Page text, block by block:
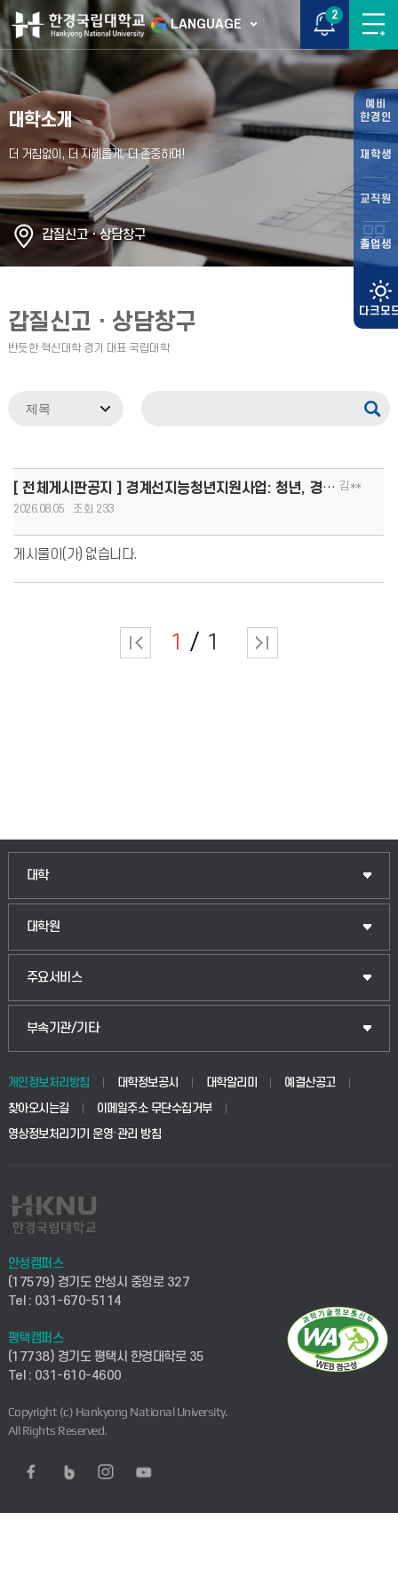
LANGUAGE
2
예비
한경인
재학생
교직원
졸업생
대학소개
갑질신고ㆍ상담창구
갑질신고ㆍ상담창구
[ 전체게시판공지 ] 경계선지능청년지원사업: 청년, 경계를 넘어 커리어 도약!(8.13.(목)까지 모집, 1인당 김**
2026.08.05
233
게시물이(가) 없습니다.
1 1
대학
대학원
주요서비스
부속기관/기타
개인정보처리방침 대학정보공시 대학알리미
예결산공고
찾아오시는길
이메일주소 무단수집거부
영상정보처리기기 운영·관리 방침
안성캠퍼스
(17579) 경기도 안성시 중앙로 327
Tel : 031-670-5114
평택캠퍼스
(17738) 경기도 평택시 한경대학로 35
Tel : 031-610-4600
Copyright (c) Hankyong National University.
All Rights Reserved.